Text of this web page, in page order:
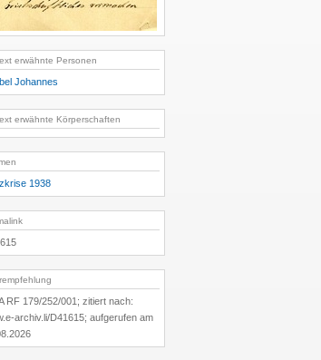
erwähnte Personen
Johannes
erwähnte Körperschaften
1938
RF 179/252/001; zitiert nach:
archiv.li/D41615; aufgerufen am